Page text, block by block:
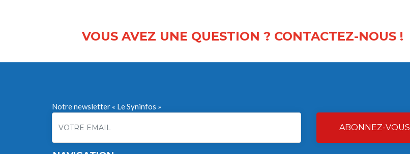
VOUS AVEZ UNE QUESTION ? CONTACTEZ-NOUS !
Notre newsletter « Le Syninfos »
ABONNEZ-VOUS